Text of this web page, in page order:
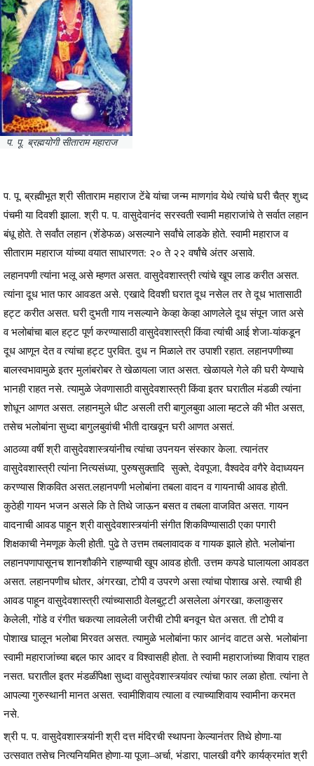
प. पू. ब्रह्मयोगी सीताराम महाराज
प. पू. ब्रह्मीभूत श्री सीताराम महाराज टेंबे यांचा जन्म माणगांव येथे त्यांचे घरी चैत्र शुध्द
पंचमी या दिवशी झाला. श्री प. प. वासुदेवानंद सरस्वती स्वामी महाराजांचे ते सर्वात लहान
बंधू होते. ते सर्वांत लहान (शेंडेफळ) असल्याने सर्वांचे लाडके होते. स्वामी महाराज व
सीताराम महाराज यांच्या वयात साधारणत: २० ते २२ वर्षांचे अंतर असावे.
लहानपणी त्यांना भलू असे म्हणत असत. वासुदेवशास्त्री त्यांचे खूप लाड करीत असत.
त्यांना दूध भात फार आवडत असे. एखादे दिवशी घरात दूध नसेल तर ते दूध भातासाठी
हट्ट करीत असत. घरी दुभती गाय नसल्याने केव्हा केव्हा आणलेले दूध संपून जात असे
व भलोबांचा बाल हट्ट पूर्ण करण्यासाठी वासुदेवशास्त्री किंवा त्यांची आई शेजा-यांकडून
दूध आणून देत व त्यांचा हट्ट पुरवित. दुध न मिळाले तर उपाशी रहात. लहानपणीच्या
बालस्वभावामुळे इतर मुलांबरोबर ते खेळायला जात असत. खेळायले गेले की घरी येण्याचे
भानही राहत नसे. त्यामुळे जेवणासाठी वासुदेवशास्त्री किंवा इतर घरातील मंडळी त्यांना
शोधून आणत असत. लहानमुले धीट असली तरी बागुलबुवा आला म्हटले की भीत असत,
तसेच भलोबांना सुध्दा बागुलबुवांची भीती दाखवून घरी आणत असतं.
आठव्या वर्षी श्री वासुदेवशास्त्र्यांनीच त्यांचा उपनयन संस्कार केला. त्यानंतर
वासुदेवशास्त्री त्यांना नित्यसंध्या, पुरुषसुक्तादि सुक्ते, देवपूजा, वैश्वदेव वगैरे वेदाध्ययन
करण्यास शिकवित असत.लहानपणी भलोबांना तबला वादन व गायनाची आवड होती.
कुठेही गायन भजन असले कि ते तिथे जाऊन बसत व तबला वाजवित असत. गायन
वादनाची आवड पाहून श्री वासुदेवशास्त्र्यांनी संगीत शिकविण्यासाठी एका पगारी
शिक्षकाची नेमणूक केली होती. पुढे ते उत्तम तबलावादक व गायक झाले होते. भलोबांना
लहानपणापासूनच शानशौकीने राहण्याची खूप आवड होती. उत्तम कपडे घालायला आवडत
असत. लहानपणीच धोतर, अंगरखा, टोपी व उपरणे असा त्यांचा पोशाख असे. त्याची ही
आवड पाहून वासुदेवशास्त्री त्यांच्यासाठी वेलबुट्टी असलेला अंगरखा, कलाकुसर
केलेली, गोंडे व रंगीत चकत्या लावलेली जरीची टोपी बनवून घेत असत. ती टोपी व
पोशाख घालून भलोबा मिरवत असत. त्यामुळे भलोबांना फार आनंद वाटत असे. भलोबांना
स्वामी महाराजांच्या बद्दल फार आदर व विश्वासही होता. ते स्वामी महाराजांच्या शिवाय राहत
नसत. घरातील इतर मंडळींपेक्षा सुध्दा वासुदेवशास्त्र्यांवर त्यांचा फार लळा होता. त्यांना ते
आपल्या गुरुस्थानी मानत असत. स्वामीशिवाय त्याला व त्याच्याशिवाय स्वामीना करमत
नसे.
श्री प. प. वासुदेवशास्त्र्यांनी श्री दत्त मंदिरची स्थापना केल्यानंतर तिथे होणा-या
उत्सवात तसेच नित्यनियमित होणा-या पूजा–अर्चा, भंडारा, पालखी वगैरे कार्यक्रमांत श्री